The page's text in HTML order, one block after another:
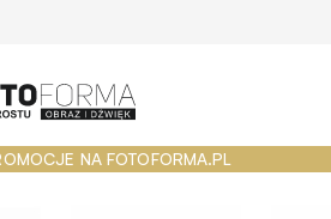
NA FOTOFORMA.PL